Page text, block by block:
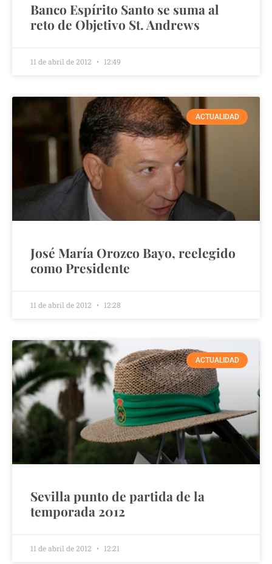
Banco Espírito Santo se suma al
reto de Objetivo St. Andrews
11 de abril de 2012 12:49
ACTUALIDAD
José María Orozco Bayo, reelegido
como Presidente
11 de abril de 2012 12:28
ACTUALIDAD
Sevilla punto de partida de la
temporada 2012
11 de abril de 2012 12:21